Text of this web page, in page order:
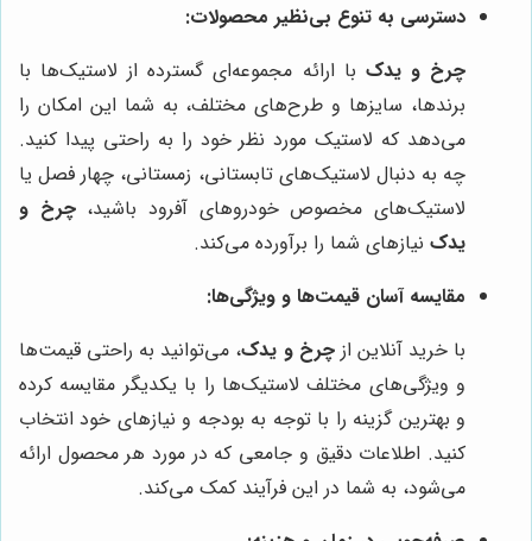
دسترسی به تنوع بی‌نظیر محصولات:
چرخ و یدک با ارائه مجموعه‌ای گسترده از لاستیک‌ها با
برندها، سایزها و طرح‌های مختلف، به شما این امکان را
می‌دهد که لاستیک مورد نظر خود را به راحتی پیدا کنید.
چه به دنبال لاستیک‌های تابستانی، زمستانی، چهار فصل یا
لاستیک‌های مخصوص خودروهای آفرود باشید،چرخ و
یدک نیازهای شما را برآورده می‌کند.
مقایسه آسان قیمت‌ها و ویژگی‌ها:
با خرید آنلاین ازچرخ و یدک، می‌توانید به راحتی قیمت‌ها
و ویژگی‌های مختلف لاستیک‌ها را با یکدیگر مقایسه کرده
و بهترین گزینه را با توجه به بودجه و نیازهای خود انتخاب
کنید. اطلاعات دقیق و جامعی که در مورد هر محصول ارائه
می‌شود، به شما در این فرآیند کمک می‌کند.